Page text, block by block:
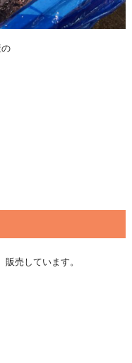
売しています。